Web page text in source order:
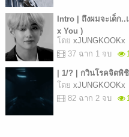
Intro | ถึงผมจะเด็ก
x You )
โดย xJUNGKOOKx
37 ฉาก 1 จบ
| 1/? | กวินโรคจิตพิ
โดย xJUNGKOOKx
82 ฉาก 2 จบ